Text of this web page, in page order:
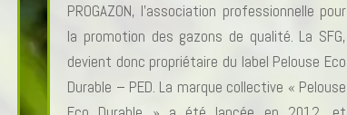
PROGAZON, l’association professionnelle pour
la promotion des gazons de qualité. La SFG,
devient donc propriétaire du label Pelouse Eco
Durable – PED. La marque collective « Pelouse